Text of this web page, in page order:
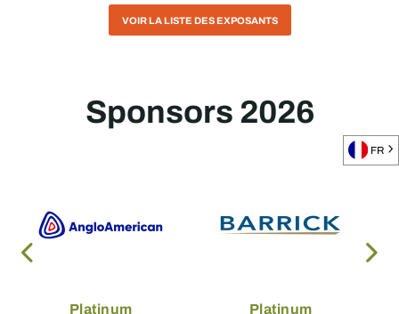
VOIR LA LISTE DES EXPOSANTS
Sponsors 2026
Platinum Platinum
FR